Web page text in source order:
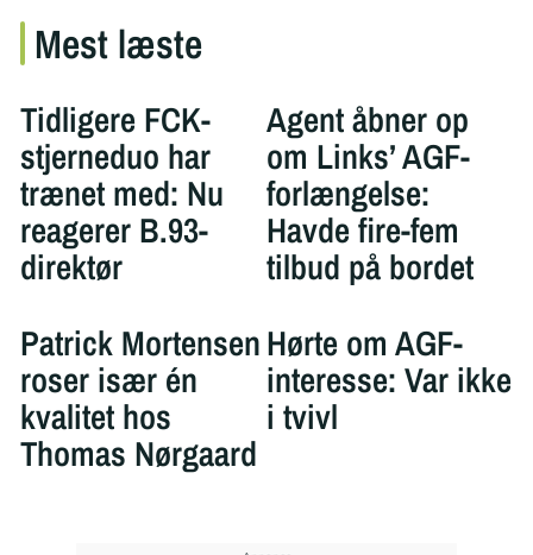
Mest læste
Tidligere FCK-
stjerneduo har
trænet med: Nu
reagerer B.93-
direktør
Agent åbner op
om Links’ AGF-
forlængelse:
Havde fire-fem
tilbud på bordet
Patrick Mortensen
roser især én
kvalitet hos
Thomas Nørgaard
Hørte om AGF-
interesse: Var ikke
i tvivl